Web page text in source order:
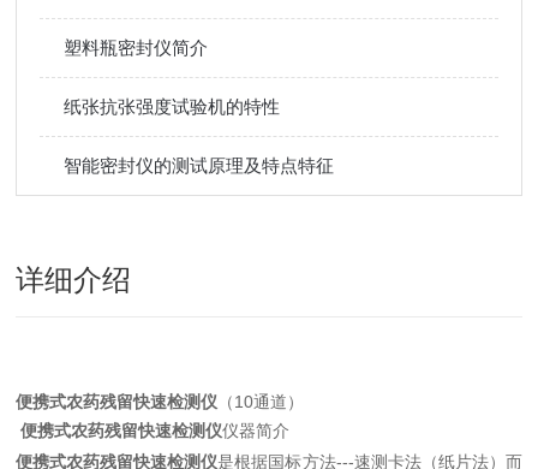
塑料瓶密封仪简介
纸张抗张强度试验机的特性
智能密封仪的测试原理及特点特征
详细介绍
便携式农药残留快速检测仪 （10通道）
便携式农药残留快速检测仪仪器简介
便携式农药残留快速检测仪是根据国标方法---速测卡法（纸片法）而